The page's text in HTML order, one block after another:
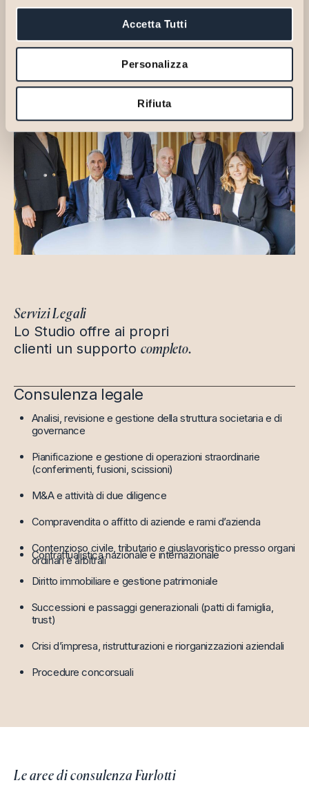
Accetta Tutti
Personalizza
Rifiuta
@credits Danilo Cassano
Servizi Legali
Lo Studio offre ai propri
clienti un supporto completo.
Consulenza legale
Analisi, revisione e gestione della struttura societaria e di
governance
Pianificazione e gestione di operazioni straordinarie
(conferimenti, fusioni, scissioni)
M&A e attività di due diligence
Compravendita o affitto di aziende e rami dʼazienda
Contenzioso civile, tributario e giuslavoristico presso organi
ordinari e arbitrali
Contrattualistica nazionale e internazionale
Diritto immobiliare e gestione patrimoniale
Successioni e passaggi generazionali (patti di famiglia,
trust)
Crisi dʼimpresa, ristrutturazioni e riorganizzazioni aziendali
Procedure concorsuali
Le aree di consulenza Furlotti